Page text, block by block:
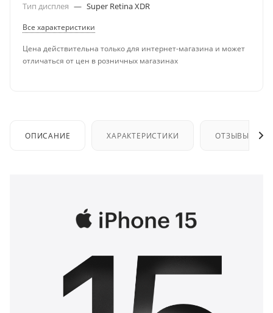
Тип дисплея — Super Retina XDR
Все характеристики
Цена действительна только для интернет-магазина и может
отличаться от цен в розничных магазинах
ОПИСАНИЕ ХАРАКТЕРИСТИКИ ОТЗЫВЫ